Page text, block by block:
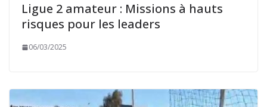
Ligue 2 amateur : Missions à hauts
risques pour les leaders
06/03/2025